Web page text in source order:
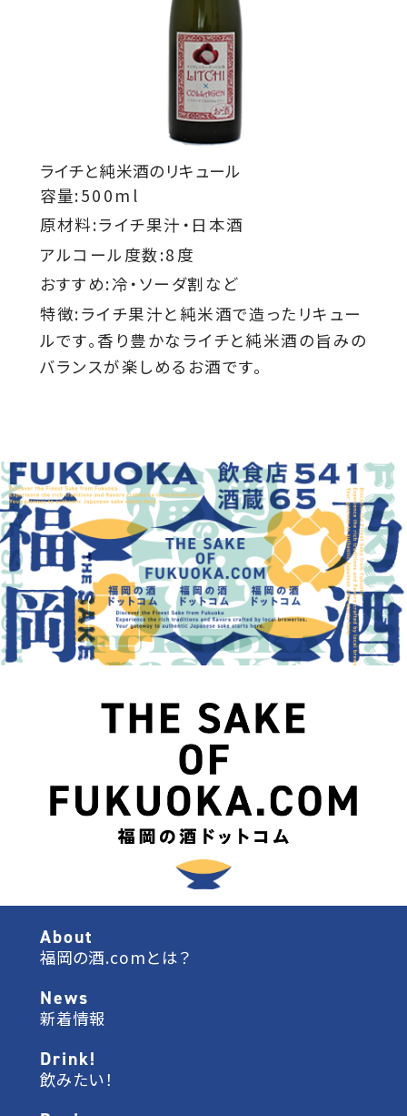
ライチと純米酒のリキュール
容量:500ml
原材料:ライチ果汁・日本酒
アルコール度数:8度
おすすめ:冷・ソーダ割など
特徴:ライチ果汁と純米酒で造ったリキュー
ルです。香り豊かなライチと純米酒の旨みの
バランスが楽しめるお酒です。
About
福岡の酒.comとは？
News
新着情報
Drink!
飲みたい！